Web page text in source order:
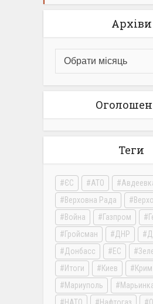
Архіви
Теги
ЄС АТО
Верховна Рада
Война
Газпром
Гройсман
ДНР
Донбасс
ЕС
Итоги
Киев Крим
Мариуполь